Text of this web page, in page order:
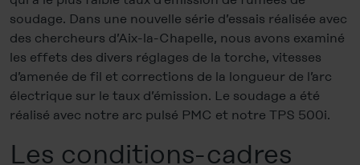
soudage. Dans une nouvelle série d’essais réalisée avec
des chercheurs d’Aix-la-Chapelle, nous avons examiné
les effets des divers réglages de la torche, vitesses
d’amenée de fil et corrections de la longueur de l’arc
électrique sur le taux d’émission. Le soudage a été
réalisé avec notre arc pulsé PMC et notre TPS 500i.
Les conditions-cadres